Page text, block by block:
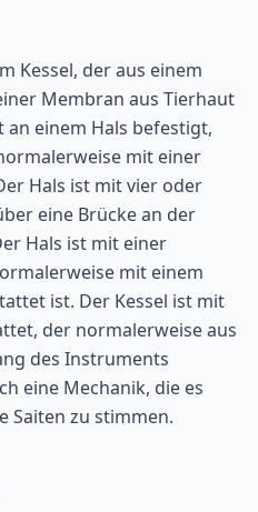
Kessel, der aus einem
Membran aus Tierhaut
an einem Hals befestigt,
mit einer
Hals ist mit vier oder
eine Brücke an der
Hals ist mit einer
mit einem
ist. Der Kessel ist mit
der normalerweise aus
des Instruments
eine Mechanik, die es
Saiten zu stimmen.